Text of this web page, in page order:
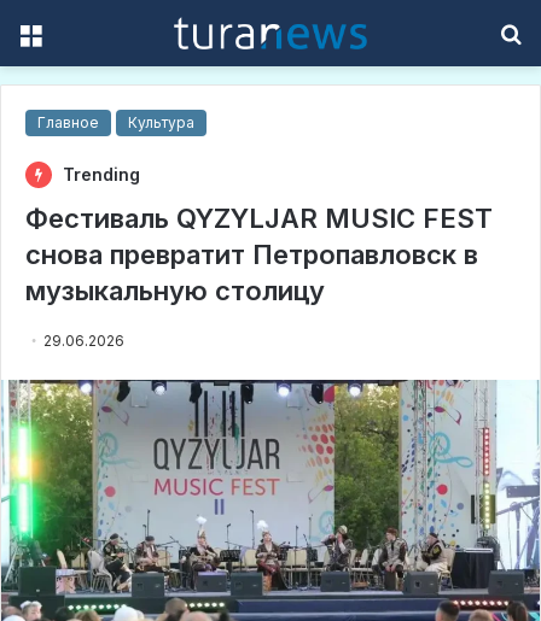
Главное Культура
Trending
Фестиваль QYZYLJAR MUSIC FEST
снова превратит Петропавловск в
музыкальную столицу
29.06.2026